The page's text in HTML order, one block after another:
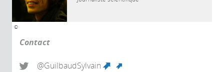
©
Contact
@GuilbaudSylvain (link is external)